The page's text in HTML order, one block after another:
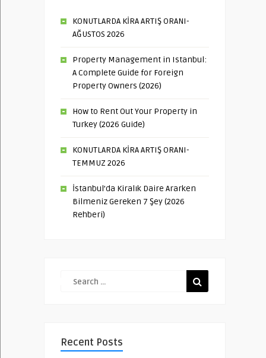
KONUTLARDA KİRA ARTIŞ ORANI-
AĞUSTOS 2026
Property Management in Istanbul:
A Complete Guide for Foreign
Property Owners (2026)
How to Rent Out Your Property in
Turkey (2026 Guide)
KONUTLARDA KİRA ARTIŞ ORANI-
TEMMUZ 2026
İstanbul’da Kiralık Daire Ararken
Bilmeniz Gereken 7 Şey (2026
Rehberi)
Recent Posts